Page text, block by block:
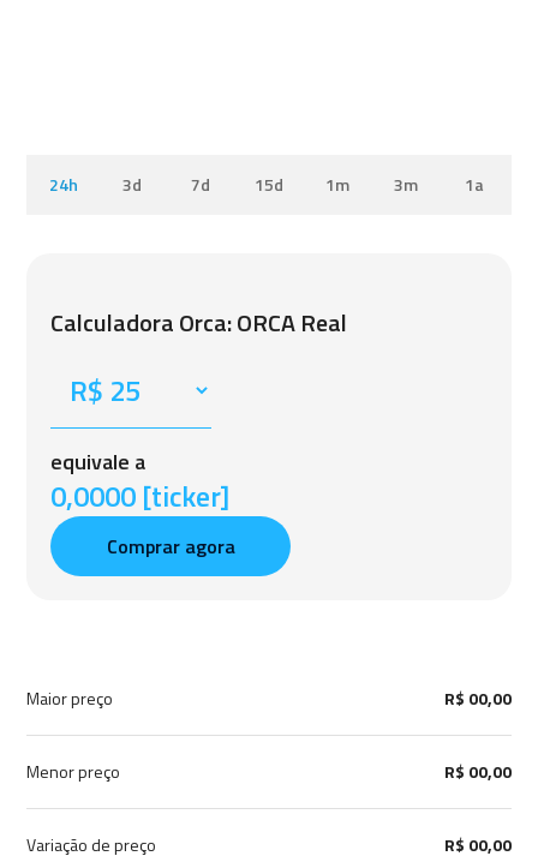
24h 3d 7d 15d 1m 3m 1a
Calculadora Orca: ORCA Real
equivale a
0,0000 [ticker]
Comprar agora
Maior preço R$ 00,00
Menor preço R$ 00,00
Variação de preço R$ 00,00